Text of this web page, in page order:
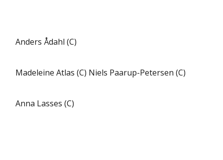
Anders Ådahl (C)
Madeleine Atlas (C) Niels Paarup-Petersen (C)
Anna Lasses (C)